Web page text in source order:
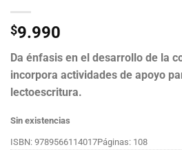
$9.990
Da énfasis en el desarrollo de la
incorpora actividades de apoyo
lectoescritura.
Sin existencias
ISBN: 9789566114017Páginas: 108